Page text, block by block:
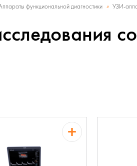
функциональной диагностики » УЗИ-